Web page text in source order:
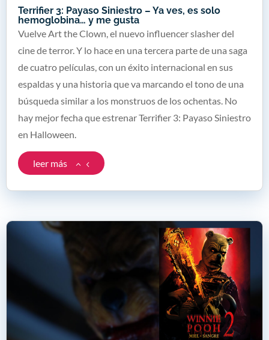
Terrifier 3: Payaso Siniestro – Ya ves, es solo
hemoglobina… y me gusta
Vuelve Art the Clown, el nuevo influencer slasher del
cine de terror. Y lo hace en una tercera parte de una saga
de cuatro películas, con un éxito internacional en sus
espaldas y una historia que va marcando el tono de una
búsqueda similar a los monstruos de los ochentas. No
hay mejor fecha que estrenar Terrifier 3: Payaso Siniestro
en Halloween.
leer más